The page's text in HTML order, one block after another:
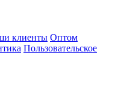
клиенты Оптом
Пользовательское